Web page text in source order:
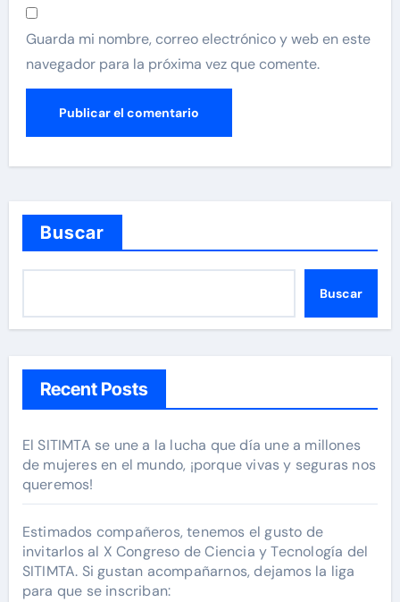
Guarda mi nombre, correo electrónico y web en este
navegador para la próxima vez que comente.
Buscar
Buscar
Recent Posts
El SITIMTA se une a la lucha que día une a millones
de mujeres en el mundo, ¡porque vivas y seguras nos
queremos!
Estimados compañeros, tenemos el gusto de
invitarlos al X Congreso de Ciencia y Tecnología del
SITIMTA. Si gustan acompañarnos, dejamos la liga
para que se inscriban: